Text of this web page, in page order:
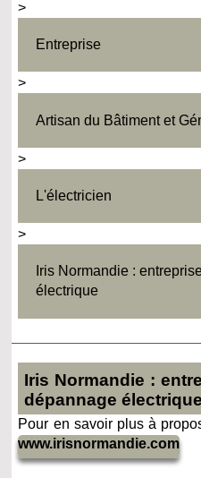
>
Entreprise
>
Artisan du Bâtiment et
>
L'électricien
>
Iris Normandie :
électrique
Iris Normandie :
dépannage électrique
Pour en savoir plus à
www.irisnormandie.com